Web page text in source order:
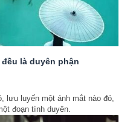
là duyên phận
lưu luyến một ánh mắt nào đó,
đoạn tình duyên.